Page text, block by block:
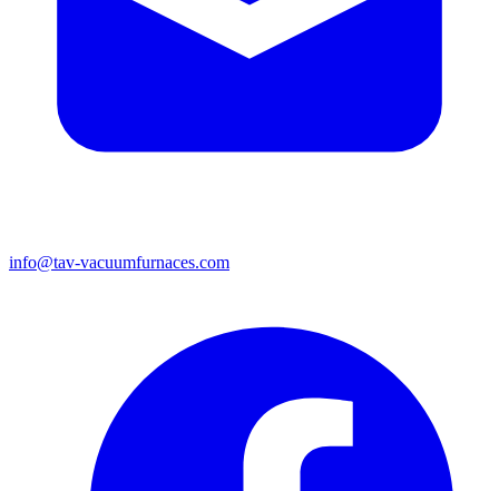
info@tav-vacuumfurnaces.com